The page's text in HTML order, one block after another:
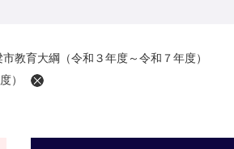
市教育大綱（令和３年度～令和７年度）
）